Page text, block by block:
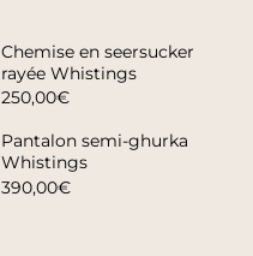
Chemise en seersucker
rayée Whistings
250,00€
Pantalon semi-ghurka
Whistings
390,00€